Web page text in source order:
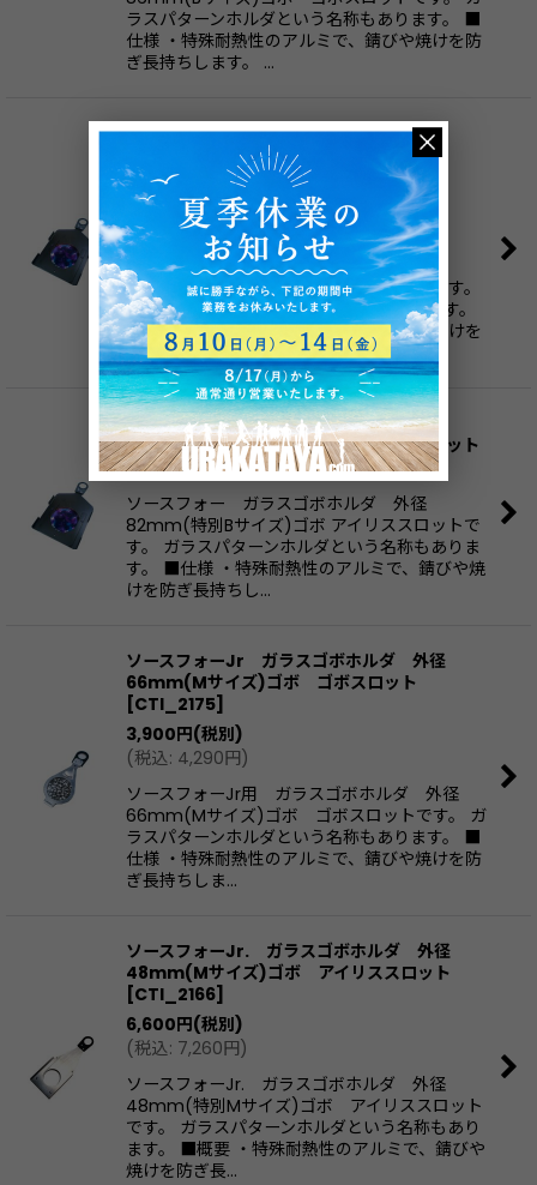
ラスパターンホルダという名称もあります。 ■
仕様 ・特殊耐熱性のアルミで、錆びや焼けを防
ぎ長持ちします。 …
ソースフォー ガラスゴボホルダ 外径
86mm(Bサイズ)ゴボ アイリススロット
[CTI_2178
7,800 円(税別)
(税込 8,580 円 )
ソースフォー ガラスゴボホルダ 外径
86mm(Bサイズ)ゴボ アイリススロットです。
ガラスパターンホルダという名称もあります。
■概要 ・特殊耐熱性のアルミで、錆びや焼けを
防ぎ長持ちします…
ソースフォー ガラスゴボホルダ 外径
82mm(特別Bサイズ)ゴボ アイリススロット
[CTI_2172]
ソースフォー ガラスゴボホルダ 外径
82mm(特別Bサイズ)ゴボ アイリススロットで
す。 ガラスパターンホルダという名称もありま
す。 ■仕様 ・特殊耐熱性のアルミで、錆びや焼
けを防ぎ長持ちし…
ソースフォーJr ガラスゴボホルダ 外径
66mm(Mサイズ)ゴボ ゴボスロット
[CTI_2175]
3,900円(税別)
(税込: 4,290円)
ソースフォーJr用 ガラスゴボホルダ 外径
66mm(Mサイズ)ゴボ ゴボスロットです。 ガ
ラスパターンホルダという名称もあります。 ■
仕様 ・特殊耐熱性のアルミで、錆びや焼けを防
ぎ長持ちしま…
ソースフォーJr. ガラスゴボホルダ 外径
48mm(Mサイズ)ゴボ アイリススロット
[CTI_2166]
6,600円(税別)
(税込: 7,260円)
ソースフォーJr. ガラスゴボホルダ 外径
48mm(特別Mサイズ)ゴボ アイリススロット
です。 ガラスパターンホルダという名称もあり
ます。 ■概要 ・特殊耐熱性のアルミで、錆びや
焼けを防ぎ長…